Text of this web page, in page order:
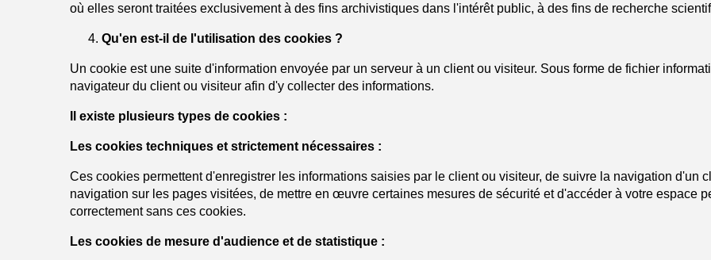
où elles seront traitées exclusivement à des fins archivistiques dans l'intérêt public, à des fins de recherche
Qu'en est-il de l'utilisation des cookies ?
Un cookie est une suite d'information envoyée par un serveur à un client ou visiteur. Sous forme de fichier
navigateur du client ou visiteur afin d'y collecter des informations.
Il existe plusieurs types de cookies :
Les cookies techniques et strictement nécessaires :
Ces cookies permettent d'enregistrer les informations saisies par le client ou visiteur, de suivre la navigation d'un
navigation sur les pages visitées, de mettre en œuvre certaines mesures de sécurité et d'accéder à votre espace
correctement sans ces cookies.
Les cookies de mesure d'audience et de statistique :